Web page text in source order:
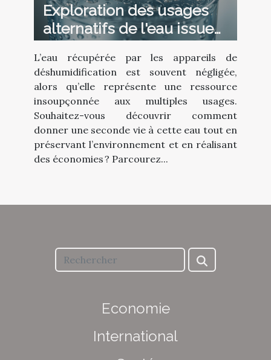
Exploration des usages
alternatifs de l'eau issue
des appareils de
déshumidification
L’eau récupérée par les appareils de
déshumidification est souvent négligée,
alors qu’elle représente une ressource
insoupçonnée aux multiples usages.
Souhaitez-vous découvrir comment
donner une seconde vie à cette eau tout en
préservant l’environnement et en réalisant
des économies ? Parcourez...
Economie
International